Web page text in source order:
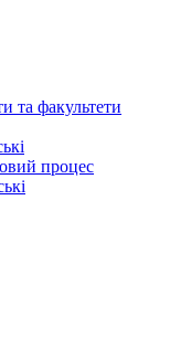
та факультети
процес